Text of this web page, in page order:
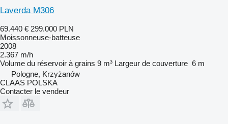
Laverda M306
69.440 € 299.000 PLN
Moissonneuse-batteuse
2008
2.367 m/h
Volume du réservoir à grains 9 m³ Largeur de couverture 6 m
Pologne, Krzyżanów
CLAAS POLSKA
Contacter le vendeur